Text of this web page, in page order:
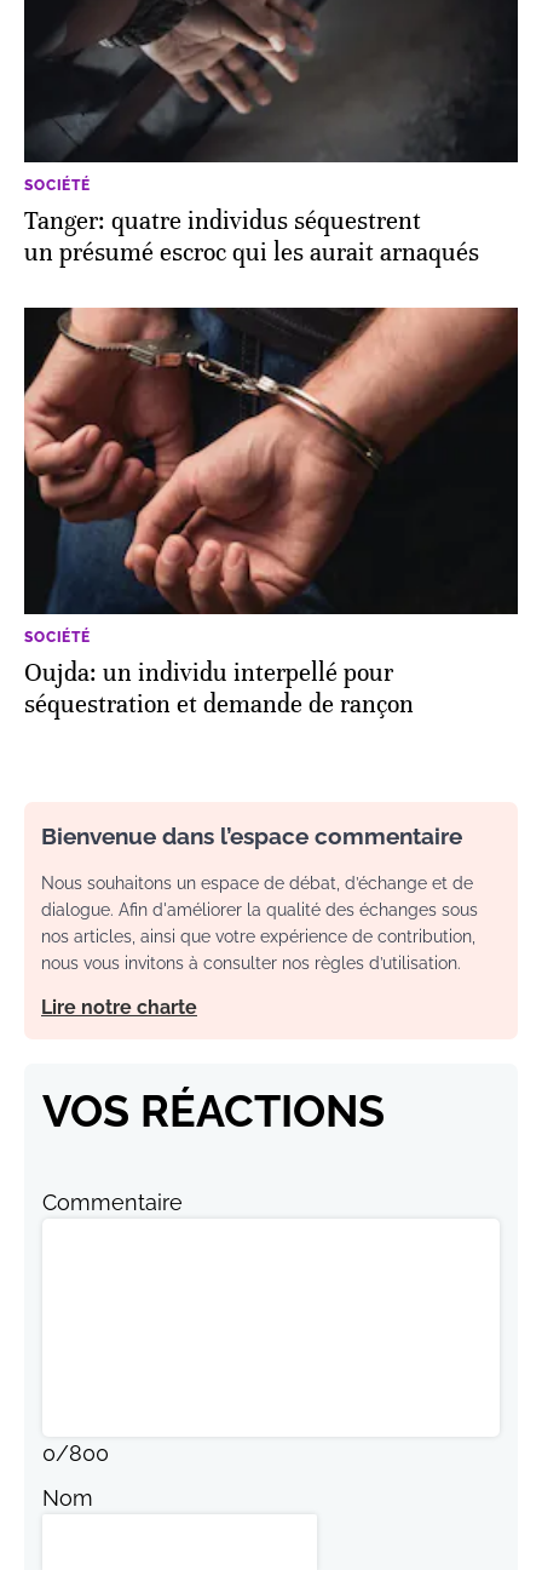
SOCIÉTÉ
Tanger: quatre individus séquestrent
un présumé escroc qui les aurait arnaqués
SOCIÉTÉ
Oujda: un individu interpellé pour
séquestration et demande de rançon
Bienvenue dans l’espace commentaire
Nous souhaitons un espace de débat, d’échange et de
dialogue. Afin d'améliorer la qualité des échanges sous
nos articles, ainsi que votre expérience de contribution,
nous vous invitons à consulter nos règles d’utilisation.
Lire notre charte
VOS RÉACTIONS
Commentaire
0/800
Nom